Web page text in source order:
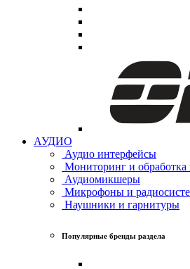
АУДИО
Аудио интерфейсы
Мониторинг и обработка
Аудиомикшеры
Микрофоны и
Наушники и гарнитуры
Популярные бренды раздела